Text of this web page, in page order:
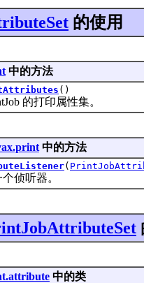
的使用
中的方法
()
的打印属性集。
中的方法
(
侦听器。
中的类